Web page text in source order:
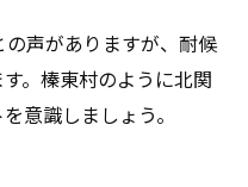
声がありますが、耐候
。榛東村のように北関
意識しましょう。